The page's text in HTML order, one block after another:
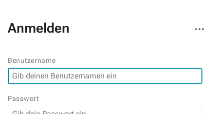
Anmelden
Aktionen
Benutzername
Passwort